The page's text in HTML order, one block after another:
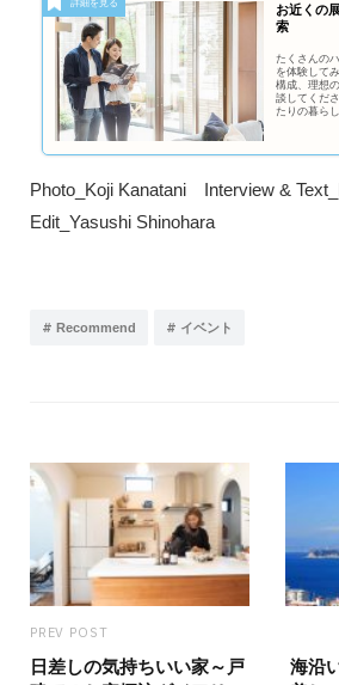
お近くの
索
たくさんの
を体験して
構成、理想
談してくだ
たりの暮ら
Photo_Koji Kanatani Interview &
Edit_Yasushi Shinohara
# Recommend # イベント
PREV POST
日差しの気持ちいい家～戸
海沿